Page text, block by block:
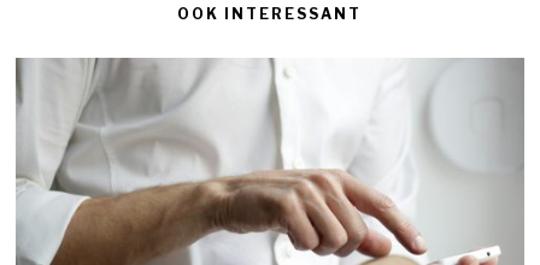
OOK INTERESSANT